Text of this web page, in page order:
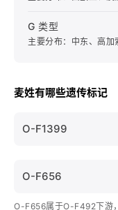
G 类型
主要分布：中东、高加
麦姓有哪些遗传标记
O-F1399
O-F656
O-F656属于O-F492下游